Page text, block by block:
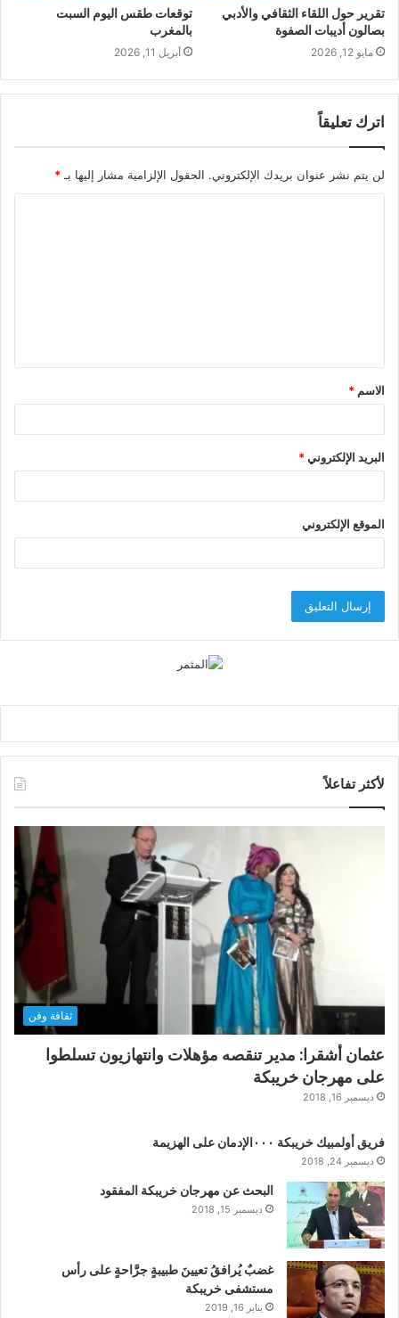
تقرير حول اللقاء الثقافي والأدبي
بصالون أديبات الصفوة
مايو 12, 2026
توقعات طقس اليوم السبت
بالمغرب
أبريل 11, 2026
اترك تعليقاً
لن يتم نشر عنوان بريدك الإلكتروني. الحقول الإلزامية مشار إليها بـ *
ق
*
الاسم *
البريد الإلكتروني*
الموقع الإلكتروني
لأكثر تفاعلاً
ثقافة وفن
عثمان أشقرا: مدير تنقصه مؤهلات وانتهازيون تسلطوا
على مهرجان خريبكة
ديسمبر 16, 2018
فريق أولمبيك خريبكة ٠٠٠الإدمان على الهزيمة
ديسمبر 24, 2018
البحث عن مهرجان خريبكة المفقود
ديسمبر 15, 2018
غضبٌ يُرافقُ تعيينَ طبيبةٍ جرَّاحةٍ على رأس
مستشفى خريبكة
يناير 16, 2019